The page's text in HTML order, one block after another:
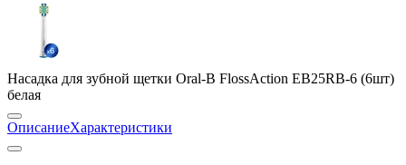
Насадка для зубной щетки Oral-B FlossAction EB25RB-6 (6шт)
белая
ОписаниеХарактеристики